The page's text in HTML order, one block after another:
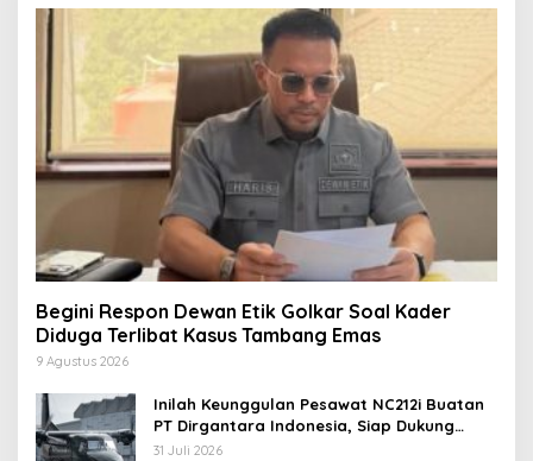
Begini Respon Dewan Etik Golkar Soal Kader
Diduga Terlibat Kasus Tambang Emas
9 Agustus 2026
Inilah Keunggulan Pesawat NC212i Buatan
PT Dirgantara Indonesia, Siap Dukung
Berbagai Operasi TNI
31 Juli 2026